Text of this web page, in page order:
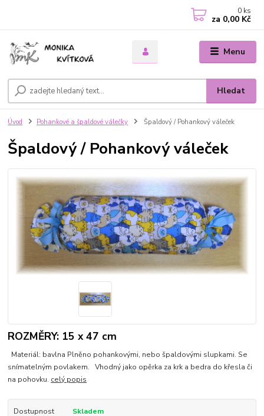
Menu
Hledat
0 ks
za 0,00 Kč
Úvod Pohankové a špaldové válečky Špaldový / Pohankový váleček
Špaldový / Pohankový váleček
ROZMĚRY: 15 x 47 cm
Materiál: bavlna Plněno pohankovými, nebo špaldovými slupkami. Se
snímatelným povlakem. Vhodný jako opěrka za krk a bedra do křesla či
na pohovku. celý popis
Dostupnost
Skladem